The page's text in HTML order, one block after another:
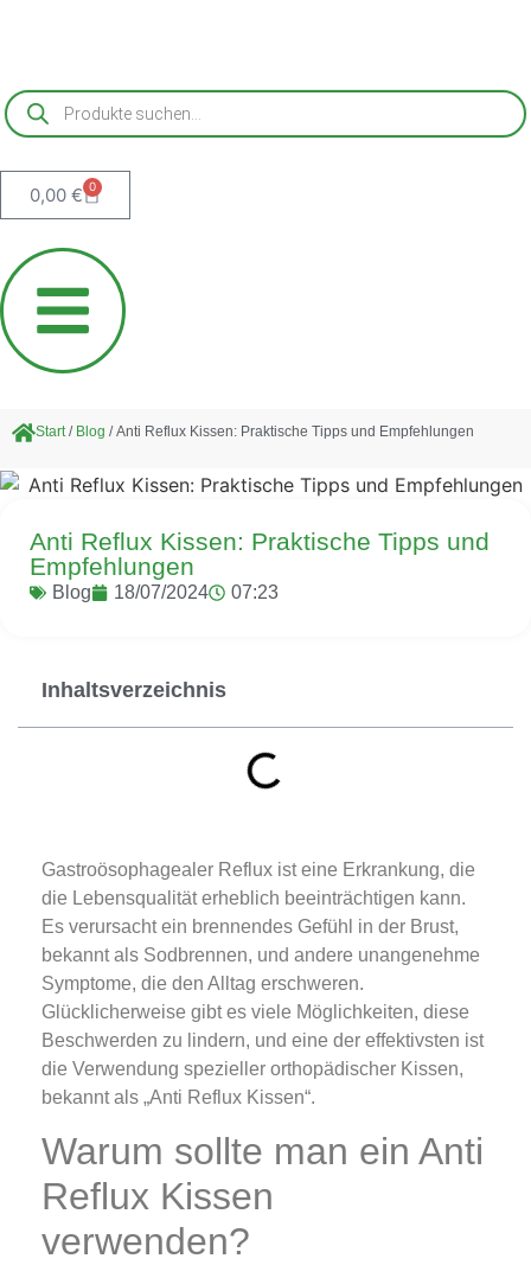
0,00 € 0
Start/ Blog / Anti Reflux Kissen: Praktische Tipps und Empfehlungen
Anti Reflux Kissen: Praktische Tipps und
Empfehlungen
Blog 18/07/2024 07:23
Inhaltsverzeichnis
Gastroösophagealer Reflux ist eine Erkrankung, die
die Lebensqualität erheblich beeinträchtigen kann.
Es verursacht ein brennendes Gefühl in der Brust,
bekannt als Sodbrennen, und andere unangenehme
Symptome, die den Alltag erschweren.
Glücklicherweise gibt es viele Möglichkeiten, diese
Beschwerden zu lindern, und eine der effektivsten ist
die Verwendung spezieller orthopädischer Kissen,
bekannt als „Anti Reflux Kissen“.
Warum sollte man ein Anti
Reflux Kissen
verwenden?